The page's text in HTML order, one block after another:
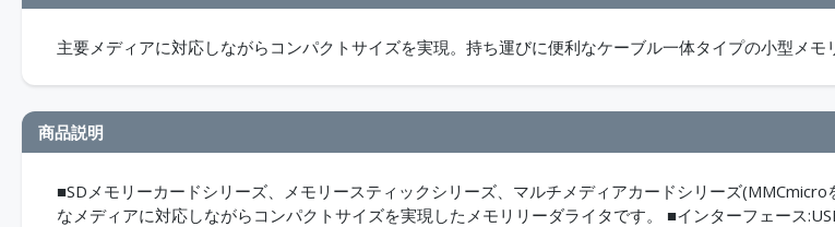
主要メディアに対応しながらコンパクトサイズを実現。持ち運びに便利なケーブル一体タイプの小型メモ
商品説明
■SDメモリーカードシリーズ、メモリースティックシリーズ、マルチメディアカードシリーズ(MMCmicro
なメディアに対応しながらコンパクトサイズを実現したメモリリーダライタです。 ■インターフェース